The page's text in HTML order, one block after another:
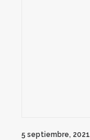
5 septiembre, 2021